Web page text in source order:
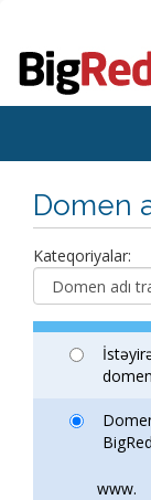
Domen
Kateqoriyalar:
www.